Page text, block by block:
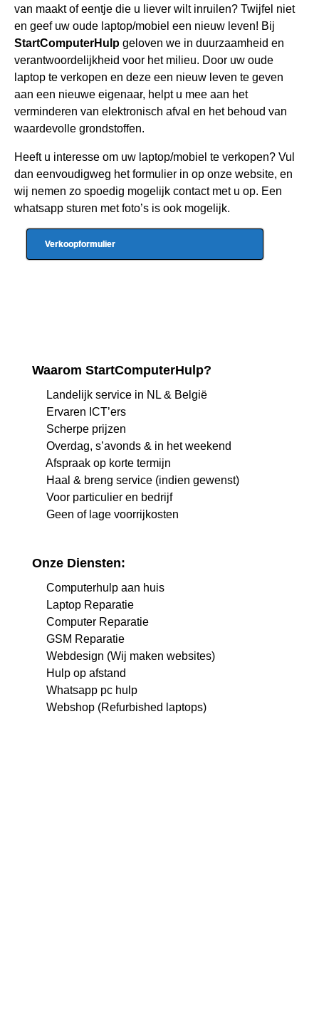
van maakt of eentje die u liever wilt inruilen? Twijfel niet
en geef uw oude laptop/mobiel een nieuw leven! Bij
StartComputerHulp geloven we in duurzaamheid en
verantwoordelijkheid voor het milieu. Door uw oude
laptop te verkopen en deze een nieuw leven te geven
aan een nieuwe eigenaar, helpt u mee aan het
verminderen van elektronisch afval en het behoud van
waardevolle grondstoffen.
Heeft u interesse om uw laptop/mobiel te verkopen? Vul
dan eenvoudigweg het formulier in op onze website, en
wij nemen zo spoedig mogelijk contact met u op. Een
whatsapp sturen met foto’s is ook mogelijk.
Verkoopformulier
Waarom StartComputerHulp?
Landelijk service in NL & België
Ervaren ICT’ers
Scherpe prijzen
Overdag, s’avonds & in het weekend
Afspraak op korte termijn
Haal & breng service (indien gewenst)
Voor particulier en bedrijf
Geen of lage voorrijkosten
Onze Diensten:
Computerhulp aan huis
Laptop Reparatie
Computer Reparatie
GSM Reparatie
Webdesign (Wij maken websites)
Hulp op afstand
Whatsapp pc hulp
Webshop (Refurbished laptops)